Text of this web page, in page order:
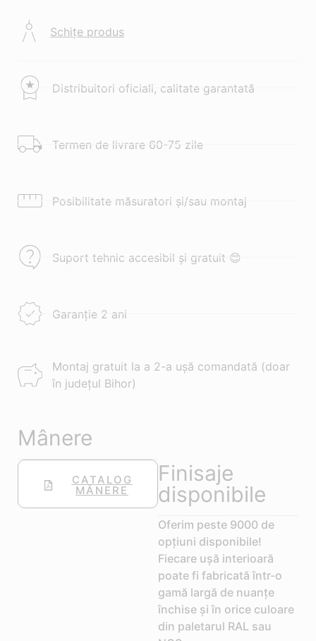
Schițe produs
Distribuitori oficiali, calitate garantată
Termen de livrare 60-75 zile
Posibilitate măsuratori și/sau montaj
Suport tehnic accesibil și gratuit 😊
Garanție 2 ani
Montaj gratuit la a 2-a ușă comandată (doar
în județul Bihor)
Mânere
CATALOG
MÂNERE
Finisaje
disponibile
Oferim peste 9000 de
opțiuni disponibile!
Fiecare ușă interioară
poate fi fabricată într-o
gamă largă de nuanțe
închise și în orice culoare
din paletarul RAL sau